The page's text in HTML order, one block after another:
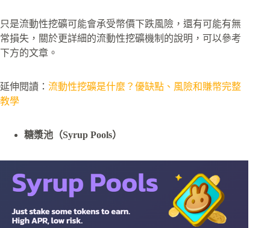
只是流動性挖礦可能會承受幣價下跌風險，還有可能有無
常損失，關於更詳細的流動性挖礦機制的說明，可以參考
下方的文章。
延伸閱讀： 流動性挖礦是什麼？優缺點、風險和賺幣完整
教學
糖漿池（Syrup Pools）